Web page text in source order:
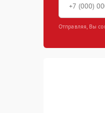
Отправляя, Вы